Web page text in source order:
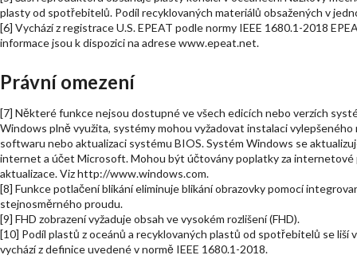
plasty od spotřebitelů. Podíl recyklovaných materiálů obsažených v
[6] Vychází z registrace U.S. EPEAT podle normy IEEE 1680.1-2018
informace jsou k dispozici na adrese www.epeat.net.
Právní omezení
[7] Některé funkce nejsou dostupné ve všech edicích nebo verzích
Windows plně využita, systémy mohou vyžadovat instalaci
softwaru nebo aktualizaci systému BIOS. Systém Windows se
internet a účet Microsoft. Mohou být účtovány poplatky za internetové
aktualizace. Viz http://www.windows.com.
[8] Funkce potlačení blikání eliminuje blikání obrazovky pomocí
stejnosměrného proudu.
[9] FHD zobrazení vyžaduje obsah ve vysokém rozlišení (FHD).
[10] Podíl plastů z oceánů a recyklovaných plastů od spotřebitelů se
vychází z definice uvedené v normě IEEE 1680.1-2018.